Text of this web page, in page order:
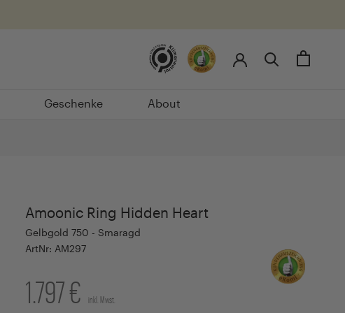
Geschenke
Geschenke
About
About
Amoonic Ring Hidden Heart
Gelbgold 750 - Smaragd
ArtNr: AM297
1.797 € inkl. Mwst.